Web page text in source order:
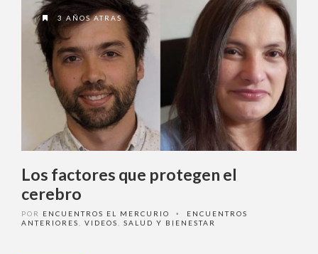
3 AÑOS ATRAS
Los factores que protegen el
cerebro
POR ENCUENTROS EL MERCURIO •
ENCUENTROS
ANTERIORES
VIDEOS SALUD Y BIENESTAR